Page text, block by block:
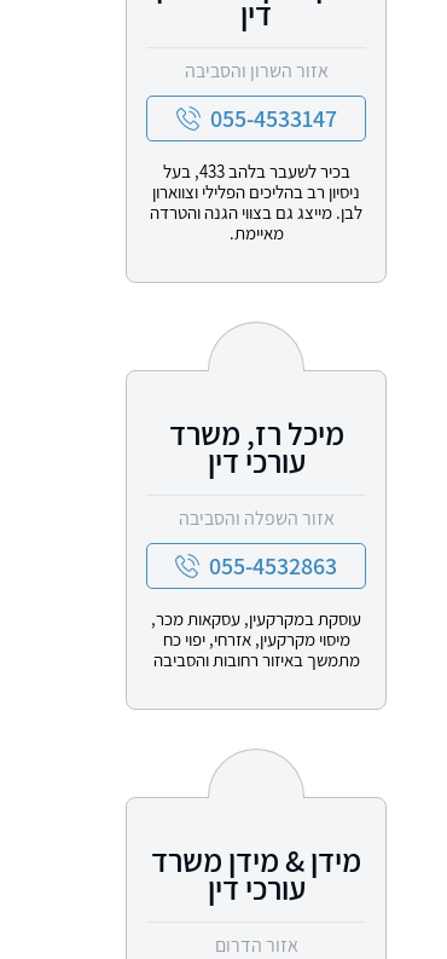
דין
אזור השרון והסביבה
055-4533147
בכיר לשעבר בלהב 433, בעל
ניסיון רב בהליכים הפלילי וצווארון
לבן. מייצג גם בצווי הגנה והטרדה
מאיימת.
מיכל רז, משרד
עורכי דין
אזור השפלה והסביבה
055-4532863
עוסקת במקרקעין, עסקאות מכר,
מיסוי מקרקעין, אזרחי, יפוי כח
מתמשך באיזור רחובות והסביבה
מידן & מידן משרד
עורכי דין
אזור הדרום